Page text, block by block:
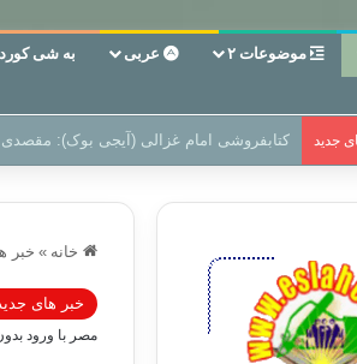
موضوعات ۲ عربی به شی
جدید سر دفتر فساد در زمین‌، دوری وکناره‌گیری
خانه » خبر
خبر های
مصر با ورود